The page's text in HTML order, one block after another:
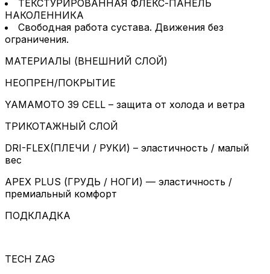
ТЕКСТУРИРОВАННАЯ ФЛЕКС-ПАНЕЛЬ
НАКОЛЕННИКА
Свободная работа сустава. Движения без
ограничения.
МАТЕРИАЛЫ (ВНЕШНИЙ СЛОЙ)
НЕОПРЕН/ПОКРЫТИЕ
YAMAMOTO 39 CELL – защита от холода и ветра
ТРИКОТАЖНЫЙ СЛОЙ
DRI-FLEX(ПЛЕЧИ / РУКИ) – эластичность / малый
вес
APEX PLUS (ГРУДЬ / НОГИ) — эластичность /
премиальный комфорт
ПОДКЛАДКА
TECH ZAG